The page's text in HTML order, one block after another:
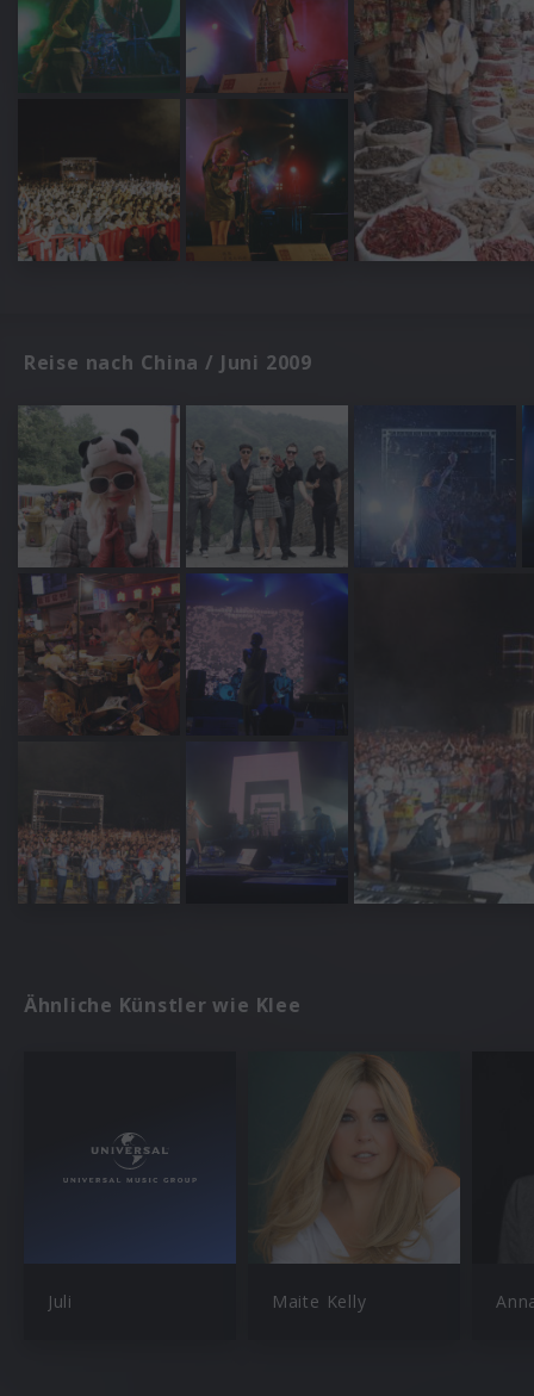
Reise nach China / Juni 2009
Ähnliche Künstler wie Klee
Juli Maite Kelly